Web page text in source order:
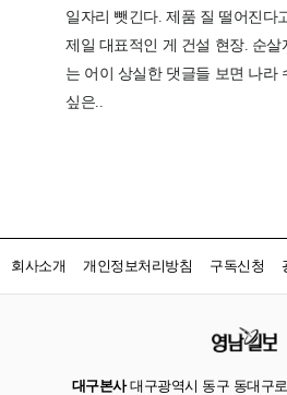
회사소개 개인정보처리방침 구독신청
대구본사대구광역시 동구 동대구